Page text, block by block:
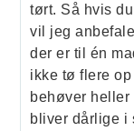
tørt. Så hvis
vil jeg
der er til én
ikke tø flere
behøver heller
bliver dårlige i